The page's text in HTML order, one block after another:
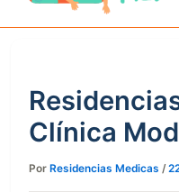
Clínica
Por Residencias Medicas /